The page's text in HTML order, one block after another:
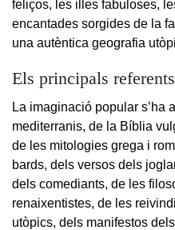
feliços, les illes fabuloses,
encantades sorgides de la
una autèntica geografia
Els principals
La imaginació popular s’ha
mediterranis, de la Bíblia
de les mitologies grega i
bards, dels versos dels
dels comediants, de les
renaixentistes, de les
utòpics, dels manifestos